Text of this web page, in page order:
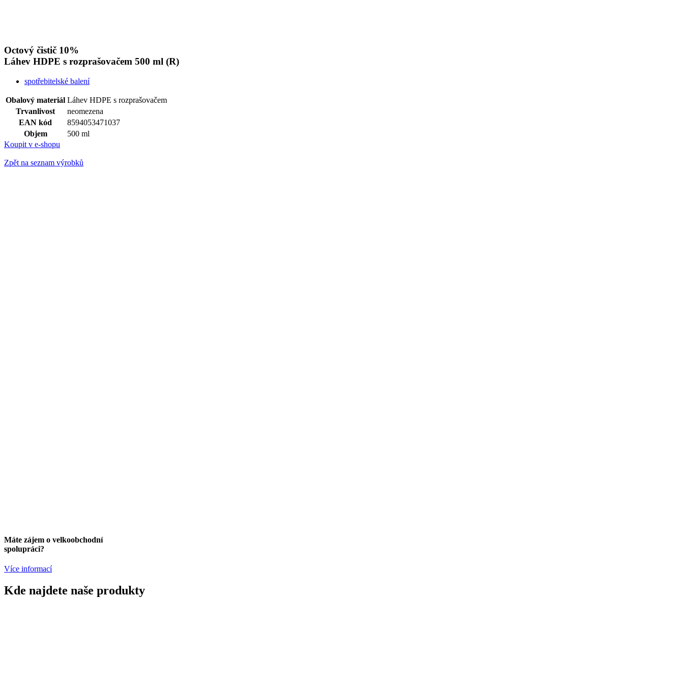
Octový čistič 10%
Láhev HDPE s rozprašovačem 500 ml (R)
spotřebitelské balení
Obalový materiál Láhev HDPE s rozprašovačem
Trvanlivost
neomezena
EAN kód
8594053471037
Objem
500 ml
Koupit v e-shopu
Zpět na seznam výrobků
Máte zájem o velkoobchodní
spolupráci?
Více informací
Kde najdete naše produkty